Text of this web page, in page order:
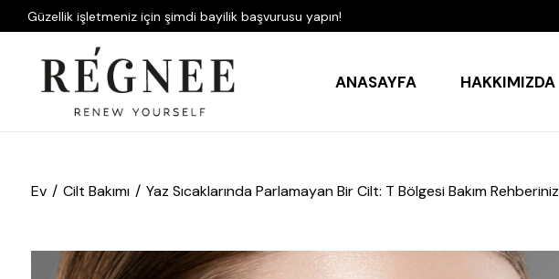
Güzellik işletmeniz için şimdi bayilik başvurusu yapın!
ANASAYFA HAKKIMIZDA
Ev Cilt Bakımı Yaz Sıcaklarında Parlamayan Bir Cilt: T Bölgesi Bakım Rehberiniz